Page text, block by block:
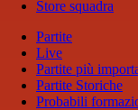
Store squadra
Partite
Live
Partite più
Partite Storiche
Probabili